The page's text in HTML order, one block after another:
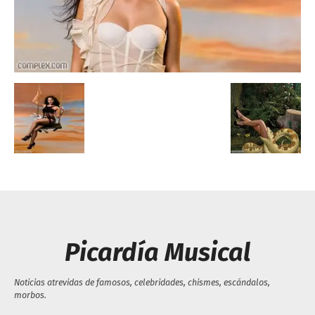
Escandalos,Morbo,
Picardía Musical
Noticias atrevidas de famosos, celebridades, chismes, escándalos,
morbos.